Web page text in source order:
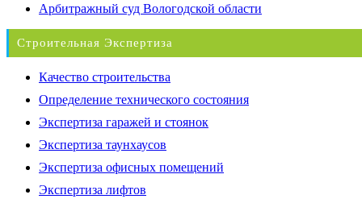
Арбитражный суд Вологодской области
Строительная Экспертиза
Качество строительства
Определение технического состояния
Экспертиза гаражей и стоянок
Экспертиза таунхаусов
Экспертиза офисных помещений
Экспертиза лифтов